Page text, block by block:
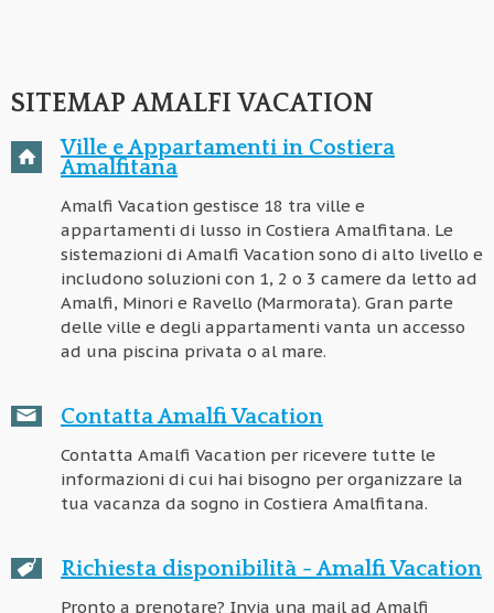
SITEMAP AMALFI VACATION
Ville e Appartamenti in Costiera
Amalfitana
Amalfi Vacation gestisce 18 tra ville e
appartamenti di lusso in Costiera Amalfitana. Le
sistemazioni di Amalfi Vacation sono di alto livello e
includono soluzioni con 1, 2 o 3 camere da letto ad
Amalfi, Minori e Ravello (Marmorata). Gran parte
delle ville e degli appartamenti vanta un accesso
ad una piscina privata o al mare.
Contatta Amalfi Vacation
Contatta Amalfi Vacation per ricevere tutte le
informazioni di cui hai bisogno per organizzare la
tua vacanza da sogno in Costiera Amalfitana.
Richiesta disponibilità - Amalfi Vacation
Pronto a prenotare? Invia una mail ad Amalfi